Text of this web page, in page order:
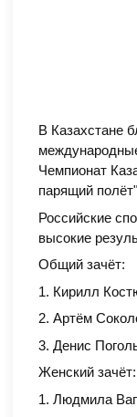
В Казахстане
Чемпионат
парящий
Российские
высокие
Общий зачёт:
1. Кирилл
2. Артём
3. Денис
Женский зачёт:
1. Людмила